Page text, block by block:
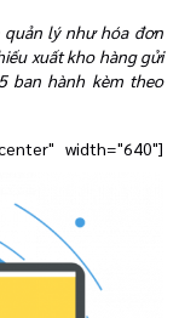
lý như hóa đơn
xuất kho hàng gửi
ban hành kèm theo
width="640"]